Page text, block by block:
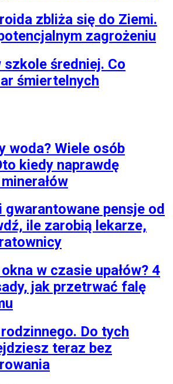
zbliża się do Ziemi.
zagrożeniu
średniej. Co
śmiertelnych
woda? Wiele osób
kiedy naprawdę
gwarantowane pensje od
ile zarobią lekarze,
w czasie upałów? 4
jak przetrwać falę
Do tych
teraz bez